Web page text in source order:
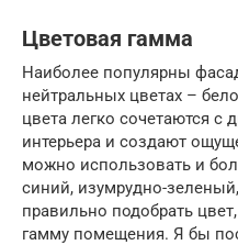
Цветовая гамма
Наиболее популярны
нейтральных цветах –
цвета легко сочетаются с
интерьера и создают
можно использовать и
синий, изумрудно-
правильно подобрать
гамму помещения. Я бы